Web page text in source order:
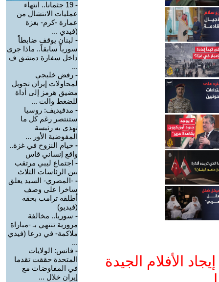
الأفلام الجيدة
-
19 جثمانا.. انتهاء
عمليات الانتشال من
عمارة -كرم- بغزة
(فيدي ...
- لبنان يوقف ضابطاً
سورياً سابقاً.. ماذا جرى
داخل سفارة دمشق ف
...
- رفض خليجي
لمحاولات إيران تحويل
مضيق هرمز إلى أداة
للضغط والت ...
- مدفيديف: روسيا
ستنتصر رغم كل ما
تهذي به رئيسة
المفوضية الأور ...
- خيام النزوح في غزة..
واقع إنساني قاس
- اجتماع ليبي مرتقب
بين الرئاسات الثلاث
- -المصري- السيد يعلق
ساخرا على وصف
أطلقه ترامب بحقه
(فيديو)
- سوريا.. مخالفة
مرورية تنتهي بـ -مباراة
ملاكمة- في درعا (فيدي
...
- فانس: الولايات
المتحدة حققت تقدما
في المفاوضات مع
إيران خلال ...